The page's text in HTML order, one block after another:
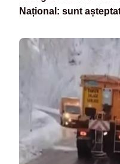
Național: sunt